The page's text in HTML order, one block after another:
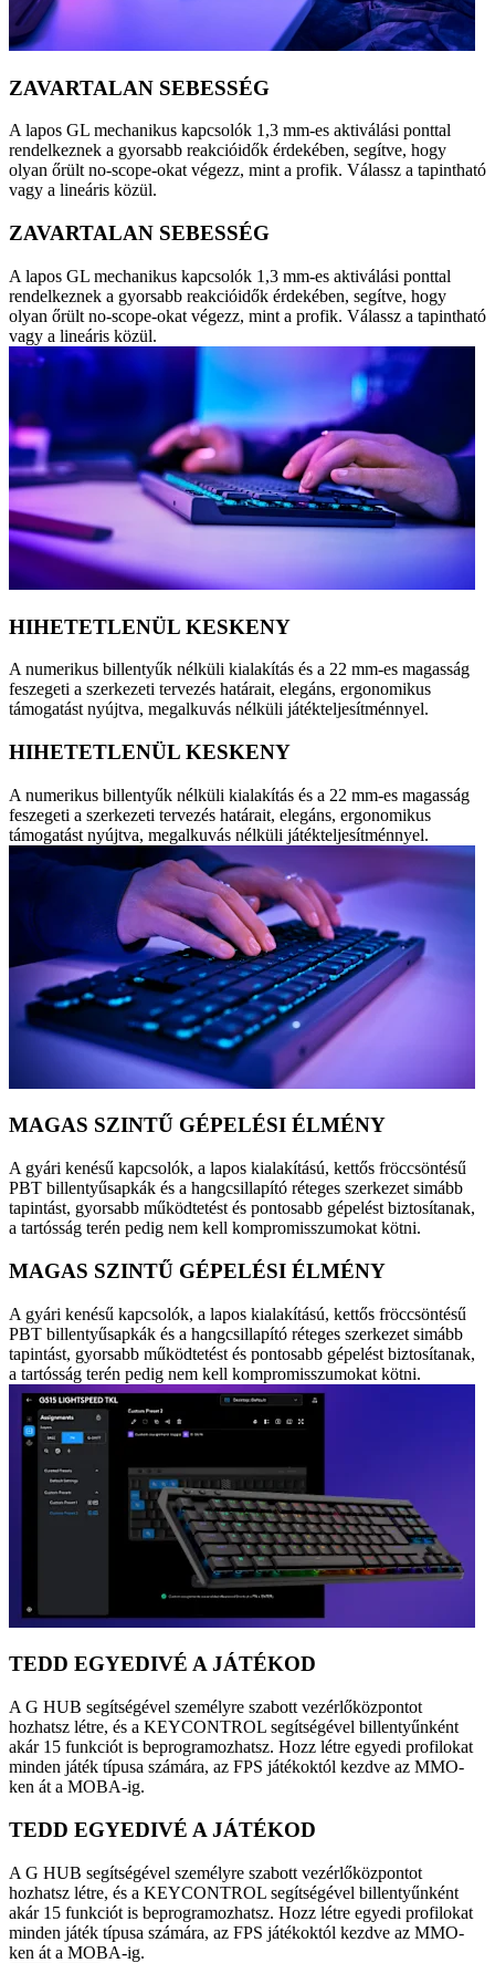
ZAVARTALAN SEBESSÉG
A lapos GL mechanikus kapcsolók 1,3 mm-es aktiválási ponttal
rendelkeznek a gyorsabb reakcióidők érdekében, segítve, hogy
olyan őrült no-scope-okat végezz, mint a profik. Válassz a tapintható
vagy a lineáris közül.
ZAVARTALAN SEBESSÉG
A lapos GL mechanikus kapcsolók 1,3 mm-es aktiválási ponttal
rendelkeznek a gyorsabb reakcióidők érdekében, segítve, hogy
olyan őrült no-scope-okat végezz, mint a profik. Válassz a tapintható
vagy a lineáris közül.
HIHETETLENÜL KESKENY
A numerikus billentyűk nélküli kialakítás és a 22 mm-es magasság
feszegeti a szerkezeti tervezés határait, elegáns, ergonomikus
támogatást nyújtva, megalkuvás nélküli játékteljesítménnyel.
HIHETETLENÜL KESKENY
A numerikus billentyűk nélküli kialakítás és a 22 mm-es magasság
feszegeti a szerkezeti tervezés határait, elegáns, ergonomikus
támogatást nyújtva, megalkuvás nélküli játékteljesítménnyel.
MAGAS SZINTŰ GÉPELÉSI ÉLMÉNY
A gyári kenésű kapcsolók, a lapos kialakítású, kettős fröccsöntésű
PBT billentyűsapkák és a hangcsillapító réteges szerkezet simább
tapintást, gyorsabb működtetést és pontosabb gépelést biztosítanak,
a tartósság terén pedig nem kell kompromisszumokat kötni.
MAGAS SZINTŰ GÉPELÉSI ÉLMÉNY
A gyári kenésű kapcsolók, a lapos kialakítású, kettős fröccsöntésű
PBT billentyűsapkák és a hangcsillapító réteges szerkezet simább
tapintást, gyorsabb működtetést és pontosabb gépelést biztosítanak,
a tartósság terén pedig nem kell kompromisszumokat kötni.
TEDD EGYEDIVÉ A JÁTÉKOD
A G HUB segítségével személyre szabott vezérlőközpontot
hozhatsz létre, és a KEYCONTROL segítségével billentyűnként
akár 15 funkciót is beprogramozhatsz. Hozz létre egyedi profilokat
minden játék típusa számára, az FPS játékoktól kezdve az MMO-
ken át a MOBA-ig.
TEDD EGYEDIVÉ A JÁTÉKOD
A G HUB segítségével személyre szabott vezérlőközpontot
hozhatsz létre, és a KEYCONTROL segítségével billentyűnként
akár 15 funkciót is beprogramozhatsz. Hozz létre egyedi profilokat
minden játék típusa számára, az FPS játékoktól kezdve az MMO-
ken át a MOBA-ig.